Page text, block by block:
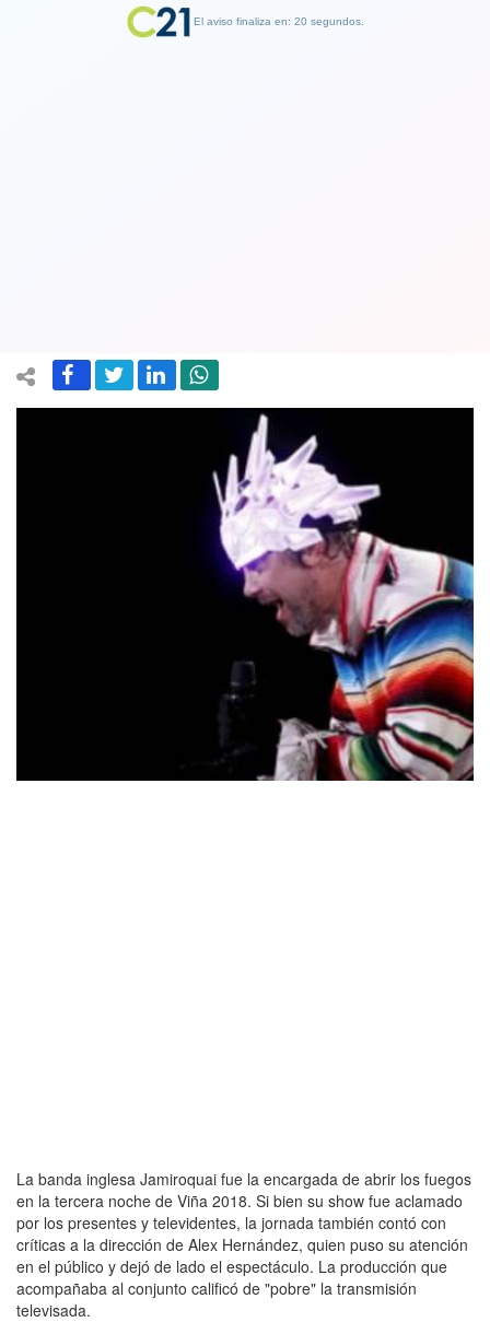
La banda inglesa Jamiroquai fue la encargada de abrir los fuegos
en la tercera noche de Viña 2018. Si bien su show fue aclamado
por los presentes y televidentes, la jornada también contó con
críticas a la dirección de Alex Hernández, quien puso su atención
en el público y dejó de lado el espectáculo. La producción que
acompañaba al conjunto calificó de "pobre" la transmisión
televisada.
El aviso finaliza en: 19 segundos.